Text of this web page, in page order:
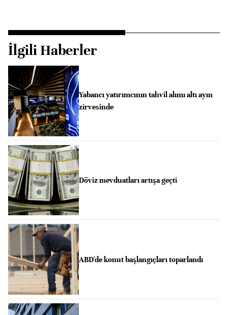
İlgili Haberler
Yabancı yatırımcının tahvil alımı altı ayın
zirvesinde
Döviz mevduatları artışa geçti
ABD'de konut başlangıçları toparlandı